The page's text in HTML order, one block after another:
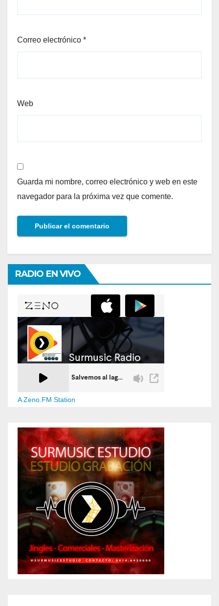
Correo electrónico *
Web
Guarda mi nombre, correo electrónico y web en este
navegador para la próxima vez que comente.
RADIO EN VIVO
A Zeno.FM Station